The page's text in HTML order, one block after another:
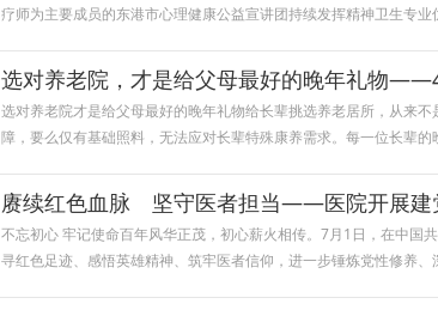
疗师为主要成员的东港市心理健康公益宣讲团持续发挥精神卫生专
选对养老院，才是给父母最好的晚年礼物
选对养老院才是给父母最好的晚年礼物给长辈挑选养老居所，从来
障，要么仅有基础照料，无法应对长辈特殊康养需求。每一位长辈
赓续红色血脉 坚守医者担当——医院开展建
不忘初心 牢记使命百年风华正茂，初心薪火相传。7月1日，在中国
寻红色足迹、感悟英雄精神、筑牢医者信仰，进一步锤炼党性修养